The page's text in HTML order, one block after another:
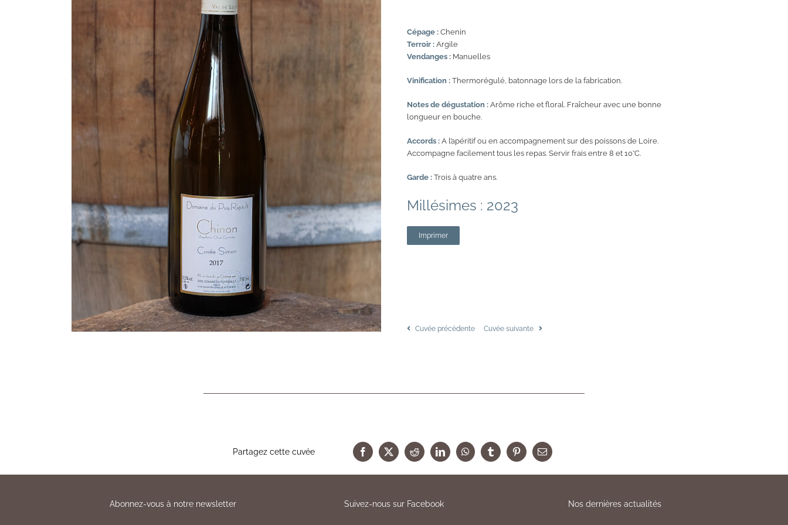
Cépage : Chenin
Terroir : Argile
Vendanges : Manuelles
Vinification : Thermorégulé, batonnage lors de la fabrication.
Notes de dégustation : Arôme riche et floral. Fraîcheur avec une bonne
longueur en bouche.
Accords : A l’apéritif ou en accompagnement sur des poissons de Loire.
Accompagne facilement tous les repas. Servir frais entre 8 et 10°C.
Garde : Trois à quatre ans.
Millésimes : 2023
Imprimer
Cuvée précédente Cuvée suivante
Partagez cette cuvée
Abonnez-vous à notre newsletter Suivez-nous sur Facebook Nos dernières actualités